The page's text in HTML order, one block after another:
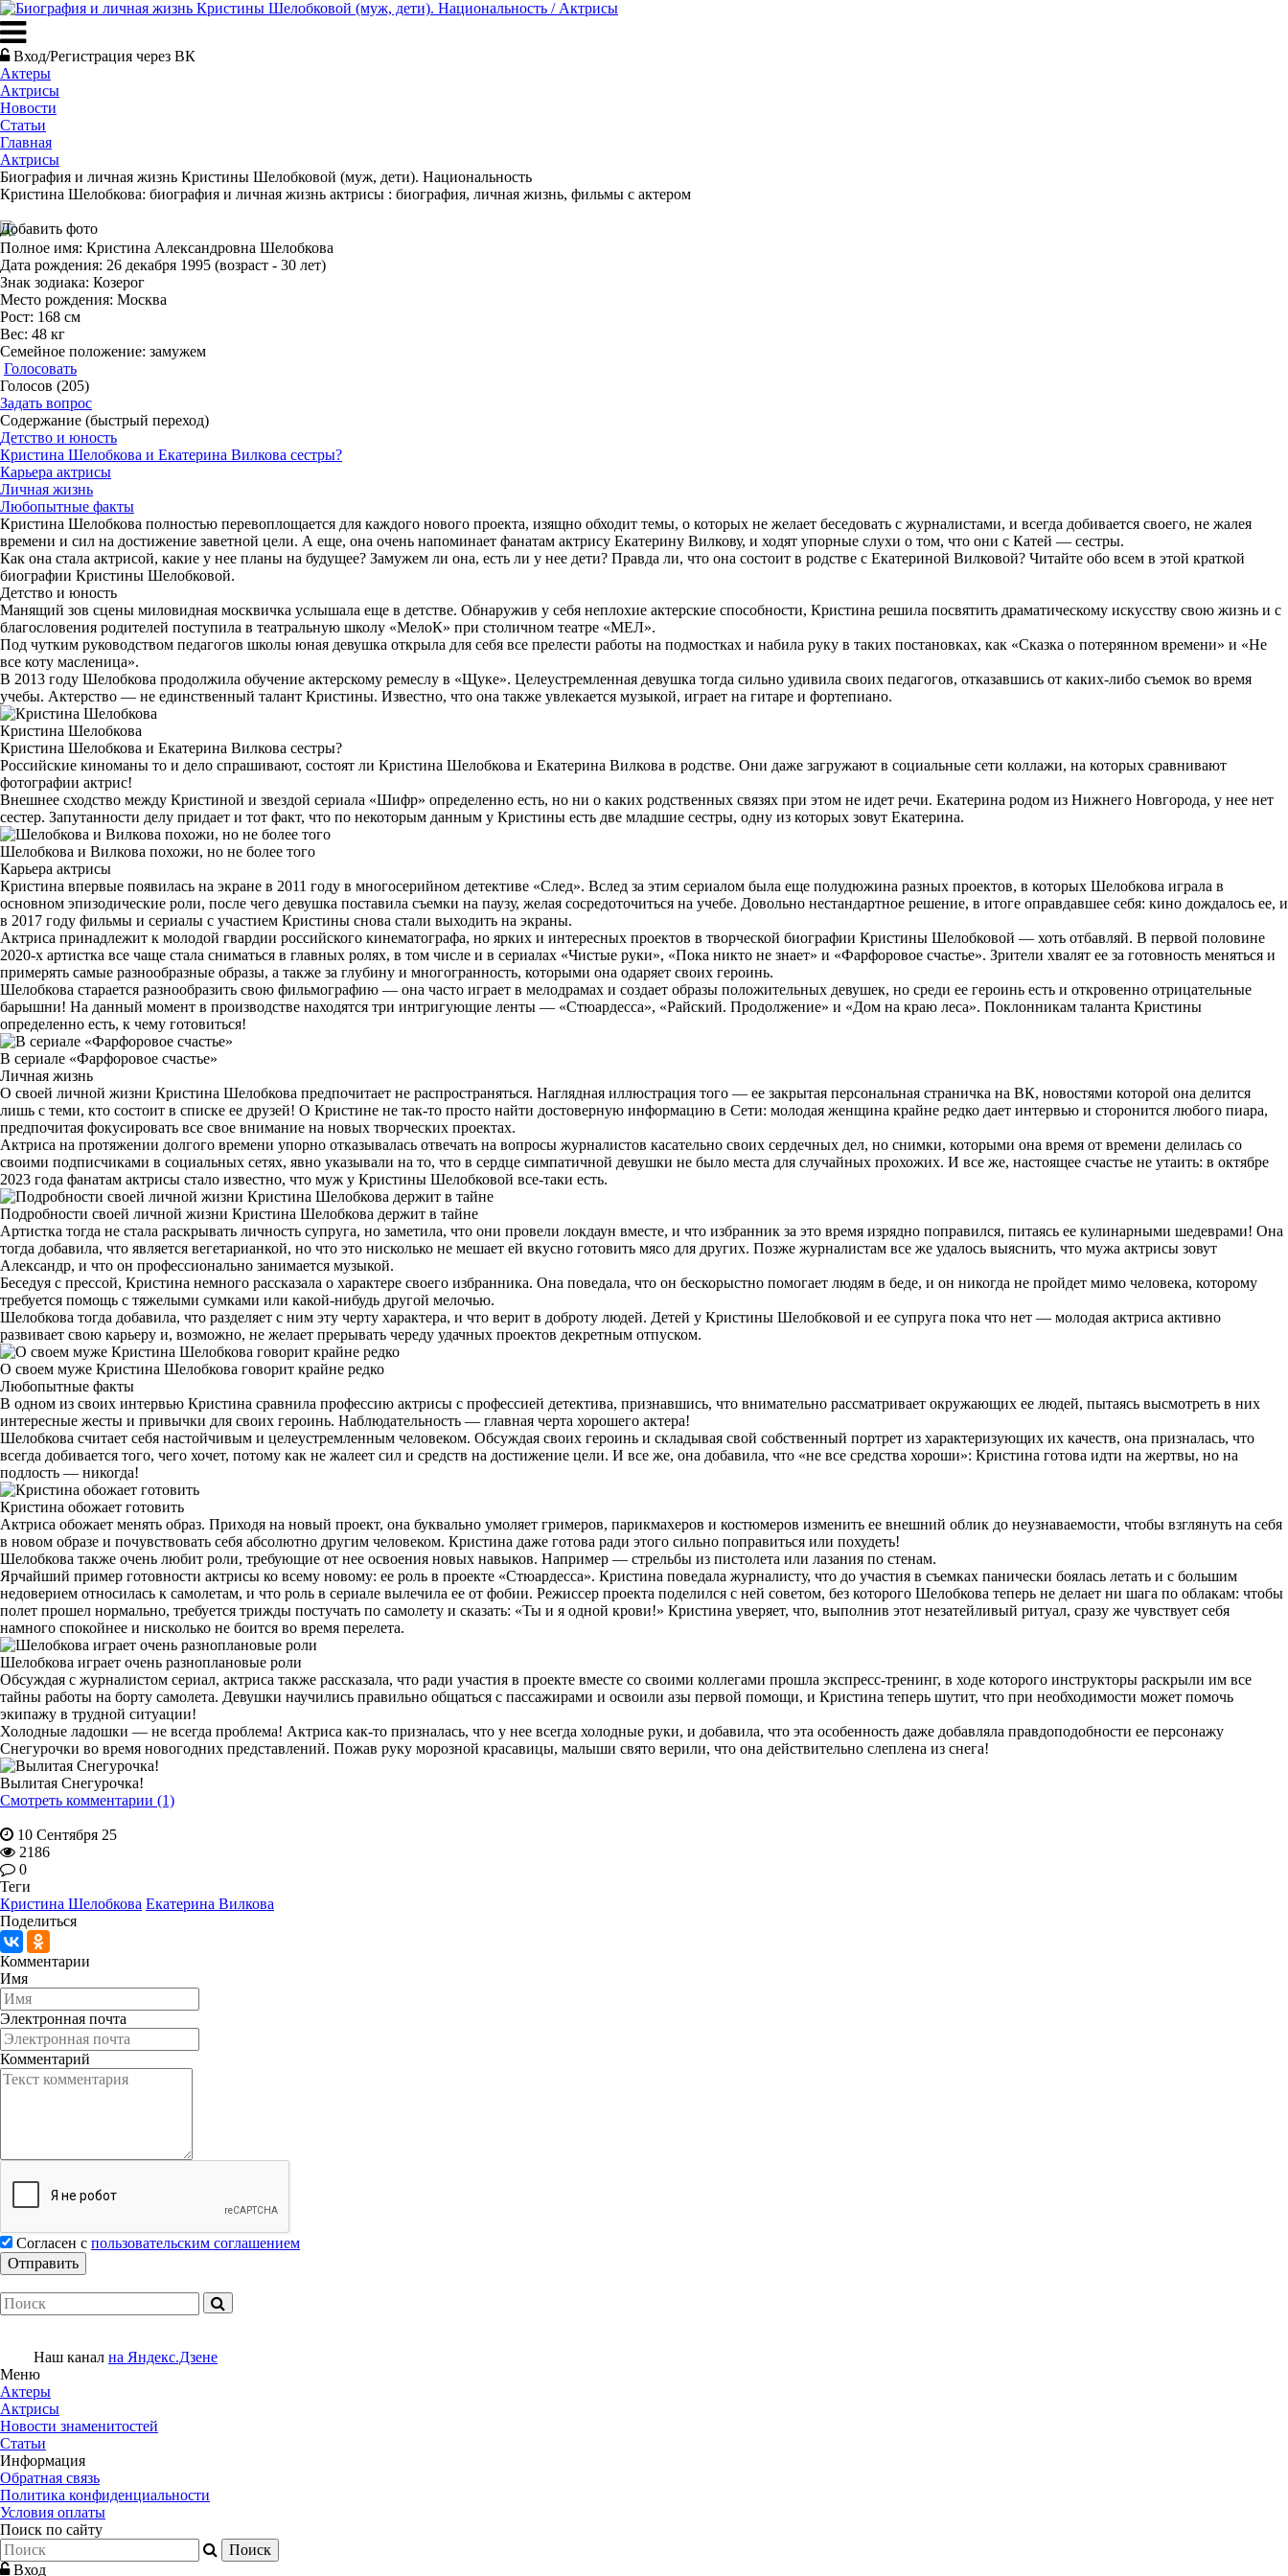
Вход/Регистрация через ВК
Актеры
Актрисы
Новости
Статьи
Главная
Актрисы
Биография и личная жизнь Кристины Шелобковой (муж, дети). Национальность
Кристина Шелобкова: биография и личная жизнь актрисы : биография, личная жизнь, фильмы с актером
Добавить фото
Полное имя: Кристина Александровна Шелобкова
Дата рождения: 26 декабря 1995 (возраст - 30 лет)
Знак зодиака: Козерог
Место рождения: Москва
Рост: 168 см
Вес: 48 кг
Семейное положение: замужем
Голосовать
Голосов (205)
Задать вопрос
Содержание (быстрый переход)
Детство и юность
Кристина Шелобкова и Екатерина Вилкова сестры?
Карьера актрисы
Личная жизнь
Любопытные факты
Кристина Шелобкова полностью перевоплощается для каждого нового проекта, изящно обходит темы, о которых не желает беседовать с журналистами, и всегда добивается своего, не жалея
времени и сил на достижение заветной цели. А еще, она очень напоминает фанатам актрису Екатерину Вилкову, и ходят упорные слухи о том, что они с Катей — сестры.
Как она стала актрисой, какие у нее планы на будущее? Замужем ли она, есть ли у нее дети? Правда ли, что она состоит в родстве с Екатериной Вилковой? Читайте обо всем в этой краткой
биографии Кристины Шелобковой.
Детство и юность
Манящий зов сцены миловидная москвичка услышала еще в детстве. Обнаружив у себя неплохие актерские способности, Кристина решила посвятить драматическому искусству свою жизнь и с
благословения родителей поступила в театральную школу «МелоК» при столичном театре «МЕЛ».
Под чутким руководством педагогов школы юная девушка открыла для себя все прелести работы на подмостках и набила руку в таких постановках, как «Сказка о потерянном времени» и «Не
все коту масленица».
В 2013 году Шелобкова продолжила обучение актерскому ремеслу в «Щуке». Целеустремленная девушка тогда сильно удивила своих педагогов, отказавшись от каких-либо съемок во время
учебы. Актерство — не единственный талант Кристины. Известно, что она также увлекается музыкой, играет на гитаре и фортепиано.
Кристина Шелобкова
Кристина Шелобкова и Екатерина Вилкова сестры?
Российские киноманы то и дело спрашивают, состоят ли Кристина Шелобкова и Екатерина Вилкова в родстве. Они даже загружают в социальные сети коллажи, на которых сравнивают
фотографии актрис!
Внешнее сходство между Кристиной и звездой сериала «Шифр» определенно есть, но ни о каких родственных связях при этом не идет речи. Екатерина родом из Нижнего Новгорода, у нее нет
сестер. Запутанности делу придает и тот факт, что по некоторым данным у Кристины есть две младшие сестры, одну из которых зовут Екатерина.
Шелобкова и Вилкова похожи, но не более того
Карьера актрисы
Кристина впервые появилась на экране в 2011 году в многосерийном детективе «След». Вслед за этим сериалом была еще полудюжина разных проектов, в которых Шелобкова играла в
основном эпизодические роли, после чего девушка поставила съемки на паузу, желая сосредоточиться на учебе. Довольно нестандартное решение, в итоге оправдавшее себя: кино дождалось ее, и
в 2017 году фильмы и сериалы с участием Кристины снова стали выходить на экраны.
Актриса принадлежит к молодой гвардии российского кинематографа, но ярких и интересных проектов в творческой биографии Кристины Шелобковой — хоть отбавляй. В первой половине
2020-х артистка все чаще стала сниматься в главных ролях, в том числе и в сериалах «Чистые руки», «Пока никто не знает» и «Фарфоровое счастье». Зрители хвалят ее за готовность меняться и
примерять самые разнообразные образы, а также за глубину и многогранность, которыми она одаряет своих героинь.
Шелобкова старается разнообразить свою фильмографию — она часто играет в мелодрамах и создает образы положительных девушек, но среди ее героинь есть и откровенно отрицательные
барышни! На данный момент в производстве находятся три интригующие ленты — «Стюардесса», «Райский. Продолжение» и «Дом на краю леса». Поклонникам таланта Кристины
определенно есть, к чему готовиться!
В сериале «Фарфоровое счастье»
Личная жизнь
О своей личной жизни Кристина Шелобкова предпочитает не распространяться. Наглядная иллюстрация того — ее закрытая персональная страничка на ВК, новостями которой она делится
лишь с теми, кто состоит в списке ее друзей! О Кристине не так-то просто найти достоверную информацию в Сети: молодая женщина крайне редко дает интервью и сторонится любого пиара,
предпочитая фокусировать все свое внимание на новых творческих проектах.
Актриса на протяжении долгого времени упорно отказывалась отвечать на вопросы журналистов касательно своих сердечных дел, но снимки, которыми она время от времени делилась со
своими подписчиками в социальных сетях, явно указывали на то, что в сердце симпатичной девушки не было места для случайных прохожих. И все же, настоящее счастье не утаить: в октябре
2023 года фанатам актрисы стало известно, что муж у Кристины Шелобковой все-таки есть.
Подробности своей личной жизни Кристина Шелобкова держит в тайне
Артистка тогда не стала раскрывать личность супруга, но заметила, что они провели локдаун вместе, и что избранник за это время изрядно поправился, питаясь ее кулинарными шедеврами! Она
тогда добавила, что является вегетарианкой, но что это нисколько не мешает ей вкусно готовить мясо для других. Позже журналистам все же удалось выяснить, что мужа актрисы зовут
Александр, и что он профессионально занимается музыкой.
Беседуя с прессой, Кристина немного рассказала о характере своего избранника. Она поведала, что он бескорыстно помогает людям в беде, и он никогда не пройдет мимо человека, которому
требуется помощь с тяжелыми сумками или какой-нибудь другой мелочью.
Шелобкова тогда добавила, что разделяет с ним эту черту характера, и что верит в доброту людей. Детей у Кристины Шелобковой и ее супруга пока что нет — молодая актриса активно
развивает свою карьеру и, возможно, не желает прерывать череду удачных проектов декретным отпуском.
О своем муже Кристина Шелобкова говорит крайне редко
Любопытные факты
В одном из своих интервью Кристина сравнила профессию актрисы с профессией детектива, признавшись, что внимательно рассматривает окружающих ее людей, пытаясь высмотреть в них
интересные жесты и привычки для своих героинь. Наблюдательность — главная черта хорошего актера!
Шелобкова считает себя настойчивым и целеустремленным человеком. Обсуждая своих героинь и складывая свой собственный портрет из характеризующих их качеств, она призналась, что
всегда добивается того, чего хочет, потому как не жалеет сил и средств на достижение цели. И все же, она добавила, что «не все средства хороши»: Кристина готова идти на жертвы, но на
подлость — никогда!
Кристина обожает готовить
Актриса обожает менять образ. Приходя на новый проект, она буквально умоляет гримеров, парикмахеров и костюмеров изменить ее внешний облик до неузнаваемости, чтобы взглянуть на себя
в новом образе и почувствовать себя абсолютно другим человеком. Кристина даже готова ради этого сильно поправиться или похудеть!
Шелобкова также очень любит роли, требующие от нее освоения новых навыков. Например — стрельбы из пистолета или лазания по стенам.
Ярчайший пример готовности актрисы ко всему новому: ее роль в проекте «Стюардесса». Кристина поведала журналисту, что до участия в съемках панически боялась летать и с большим
недоверием относилась к самолетам, и что роль в сериале вылечила ее от фобии. Режиссер проекта поделился с ней советом, без которого Шелобкова теперь не делает ни шага по облакам: чтобы
полет прошел нормально, требуется трижды постучать по самолету и сказать: «Ты и я одной крови!» Кристина уверяет, что, выполнив этот незатейливый ритуал, сразу же чувствует себя
намного спокойнее и нисколько не боится во время перелета.
Шелобкова играет очень разноплановые роли
Обсуждая с журналистом сериал, актриса также рассказала, что ради участия в проекте вместе со своими коллегами прошла экспресс-тренинг, в ходе которого инструкторы раскрыли им все
тайны работы на борту самолета. Девушки научились правильно общаться с пассажирами и освоили азы первой помощи, и Кристина теперь шутит, что при необходимости может помочь
экипажу в трудной ситуации!
Холодные ладошки — не всегда проблема! Актриса как-то призналась, что у нее всегда холодные руки, и добавила, что эта особенность даже добавляла правдоподобности ее персонажу
Снегурочки во время новогодних представлений. Пожав руку морозной красавицы, малыши свято верили, что она действительно слеплена из снега!
Вылитая Снегурочка!
Смотреть комментарии (1)
10 Сентября 25
2186
0
Теги
Кристина Шелобкова Екатерина Вилкова
Поделиться
Комментарии
Имя
Электронная почта
Комментарий
Согласен с пользовательским соглашением
Наш канал на Яндекс.Дзене
Меню
Актеры
Актрисы
Новости знаменитостей
Статьи
Информация
Обратная связь
Политика конфиденциальности
Условия оплаты
Поиск по сайту
Вход